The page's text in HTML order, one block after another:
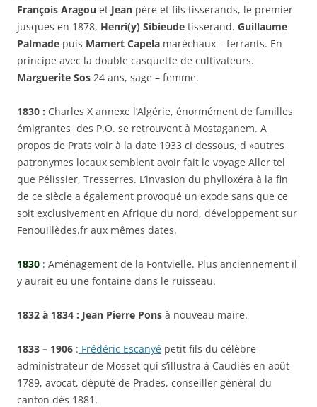
François Aragou et Jean père et fils tisserands, le premier
jusques en 1878, Henri(y) Sibieude tisserand. Guillaume
Palmade puis Mamert Capela maréchaux – ferrants. En
principe avec la double casquette de cultivateurs.
Marguerite Sos 24 ans, sage – femme.
1830 : Charles X annexe l’Algérie, énormément de familles
émigrantes des P.O. se retrouvent à Mostaganem. A
propos de Prats voir à la date 1933 ci dessous, d »autres
patronymes locaux semblent avoir fait le voyage Aller tel
que Pélissier, Tresserres. L’invasion du phylloxéra à la fin
de ce siècle a également provoqué un exode sans que ce
soit exclusivement en Afrique du nord, développement sur
Fenouillèdes.fr aux mêmes dates.
1830 : Aménagement de la Fontvielle. Plus anciennement il
y aurait eu une fontaine dans le ruisseau.
1832 à 1834 : Jean Pierre Pons à nouveau maire.
1833 – 1906 : Frédéric Escanyé petit fils du célèbre
administrateur de Mosset qui s’illustra à Caudiès en août
1789, avocat, député de Prades, conseiller général du
canton dès 1881.